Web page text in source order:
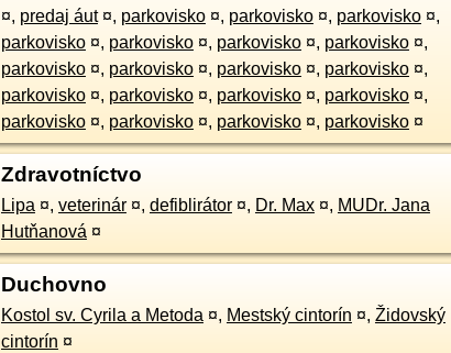
¤, predaj áut ¤, parkovisko ¤, parkovisko ¤, parkovisko ¤,
parkovisko ¤, parkovisko ¤, parkovisko ¤, parkovisko ¤,
parkovisko ¤, parkovisko ¤, parkovisko ¤, parkovisko ¤,
parkovisko ¤, parkovisko ¤, parkovisko ¤, parkovisko ¤,
parkovisko ¤, parkovisko ¤, parkovisko ¤, parkovisko ¤
Zdravotníctvo
Lipa ¤, veterinár ¤, defiblirátor ¤, Dr. Max ¤, MUDr. Jana
Hutňanová ¤
Duchovno
Kostol sv. Cyrila a Metoda ¤, Mestský cintorín ¤, Židovský
cintorín ¤